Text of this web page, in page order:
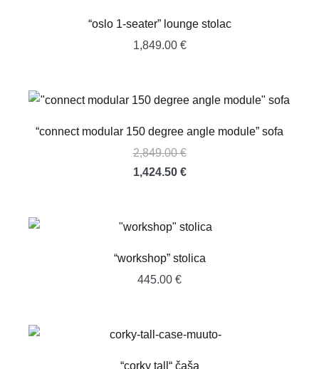
“oslo 1-seater” lounge stolac
1,849.00 €
“connect modular 150 degree angle module” sofa
2,849.00€
Izvorna
je:
1,424.50 €Trenutna
1,424.50 €.
“workshop” stolica
445.00 €
“corky tall“ čaša